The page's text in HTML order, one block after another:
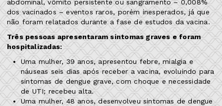
abdominal, vômito persistente ou sangramento – 0,008%
dos vacinados – eventos raros, porém inesperados, já que
não foram relatados durante a fase de estudos da vacina.
Três pessoas apresentaram sintomas graves e foram
hospitalizadas:
Uma mulher, 39 anos, apresentou febre, mialgia e
náuseas seis dias após receber a vacina, evoluindo para
sintomas de dengue grave, com choque e necessidade
de UTI; recebeu alta.
Uma mulher, 48 anos, desenvolveu sintomas de dengue